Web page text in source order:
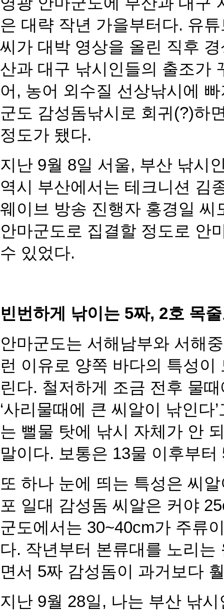
은 대략 작년 가을부터다. 유
씨가 대박 영상을 올린 직후
산과 대구 낚시인들의 출조가
어, 농어 외수질 선상낚시에
군도 감성돔낚시로 회귀(?)하
정도가 됐다.
지난 9월 8일 서울, 부산 낚시
역시 부산에서는 테크니션 김
웨이브 방송 진행자 홍경일
안마군도로 집결할 정도로 안
수 있었다.
빈번하게 낚이는 5짜, 2호 목
안마군도는 서해남부와 서해
런 이유로 양쪽 바다의 특성
린다. 철저하게 조금 전후 물
‘사리물때에 큰 씨알이 낚인
는 뻘물 탓에 낚시 자체가 안
말이다. 보통은 13물 이후부
또 하나 눈에 띄는 특성은 씨
포 일대 감성돔 씨알은 커야
군도에서는 30~40cm가 주류
다. 작년부터 본류대를 노리
면서 5짜 감성돔이 과거보다
지난 9월 28일, 나는 부산 낚